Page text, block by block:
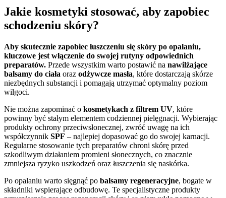
Jakie kosmetyki stosować, aby zapobiec
schodzeniu skóry?
Aby skutecznie zapobiec łuszczeniu się skóry po opalaniu,
kluczowe jest włączenie do swojej rutyny odpowiednich
preparatów. Przede wszystkim warto postawić na nawilżające
balsamy do ciała oraz odżywcze masła, które dostarczają skórze
niezbędnych substancji i pomagają utrzymać optymalny poziom
wilgoci.
Nie można zapominać o kosmetykach z filtrem UV, które
powinny być stałym elementem codziennej pielęgnacji. Wybierając
produkty ochrony przeciwsłonecznej, zwróć uwagę na ich
współczynnik SPF – najlepiej dopasować go do swojej karnacji.
Regularne stosowanie tych preparatów chroni skórę przed
szkodliwym działaniem promieni słonecznych, co znacznie
zmniejsza ryzyko uszkodzeń oraz łuszczenia się naskórka.
Po opalaniu warto sięgnąć po balsamy regeneracyjne, bogate w
składniki wspierające odbudowę. Te specjalistyczne produkty